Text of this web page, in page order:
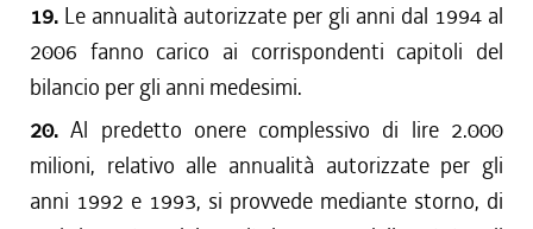
19. Le annualità autorizzate per gli anni dal 1994 al
2006 fanno carico ai corrispondenti capitoli del
bilancio per gli anni medesimi.
20. Al predetto onere complessivo di lire 2.000
milioni, relativo alle annualità autorizzate per gli
anni 1992 e 1993, si provvede mediante storno, di